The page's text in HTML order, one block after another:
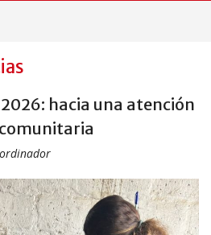
hacia una atención